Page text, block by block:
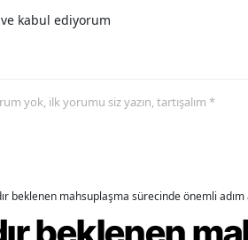
kabul ediyorum
yok, ilk yorumu siz yazın, tartışalım *
beklenen mahsuplaşma sürecinde önemli adım